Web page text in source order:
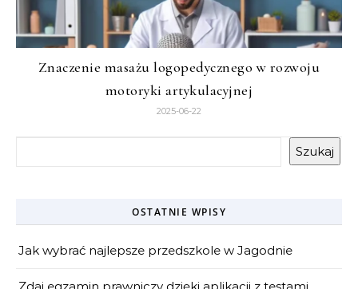
Znaczenie masażu logopedycznego w rozwoju
motoryki artykulacyjnej
2025-06-22
Szukaj
OSTATNIE WPISY
Jak wybrać najlepsze przedszkole w Jagodnie